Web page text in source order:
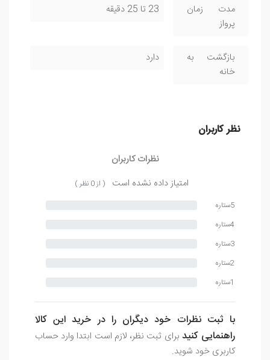
مدت زمان
پرواز
23 تا 25 دقیقه
بازگشت به
خانه
دارد
نظر کاربران
نظرات کاربران
امتیاز داده نشده است
( از 0 نظر )
5ستاره
4ستاره
3ستاره
2ستاره
1ستاره
با ثبت نظرات خود دیگران را در خرید این کالا
راهنمایی کنید برای ثبت نظر، لازم است ابتدا وارد حساب
کاربری خود شوید.